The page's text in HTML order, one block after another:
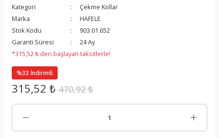
Kategori
Çekme Kollar
Marka
HAFELE
Stok Kodu
903.01.652
Garanti Süresi
24 Ay
*315,52 ₺ den başlayan taksitlerle!
%33 İndirimli
315,52 ₺ 470,92 ₺